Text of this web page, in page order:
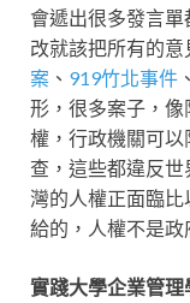
會遞出很多發言
改就該把所有的意
案 、 919竹北事件 、
形，很多案子，
權，行政機關可
查，這些都違反
灣的人權正面臨
給的，人權不是政
實踐大學企業管